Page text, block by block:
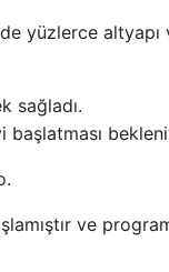
yüzlerce altyapı
sağladı.
ve